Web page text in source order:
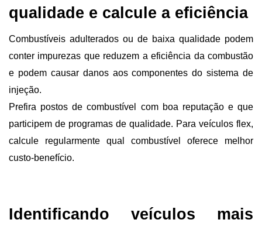
qualidade e calcule a eficiência
Combustíveis adulterados ou de baixa qualidade podem
conter impurezas que reduzem a eficiência da combustão
e podem causar danos aos componentes do sistema de
injeção.
Prefira postos de combustível com boa reputação e que
participem de programas de qualidade. Para veículos flex,
calcule regularmente qual combustível oferece melhor
custo-benefício.
Identificando veículos mais